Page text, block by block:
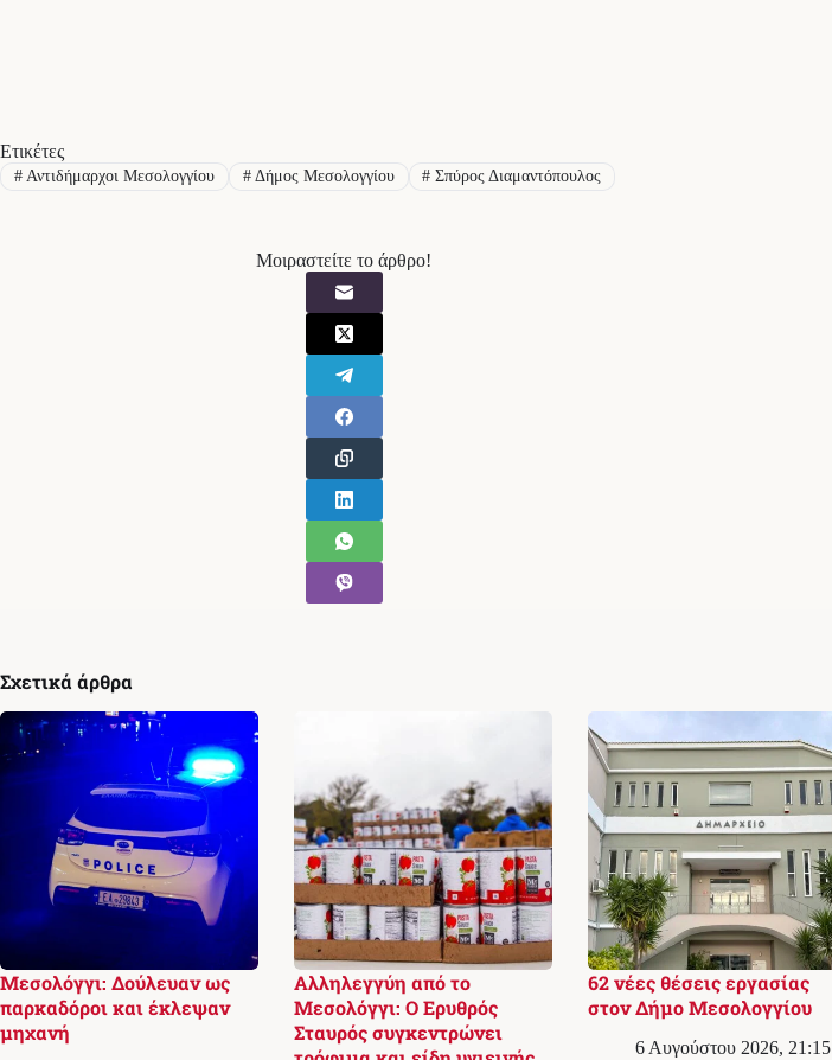
Ετικέτες
#Αντιδήμαρχοι Μεσολογγίου #Δήμος Μεσολογγίου # Σπύρος Διαμαντόπουλος
Μοιραστείτε το άρθρο!
Σχετικά άρθρα
Μεσολόγγι: Δούλευαν ως
παρκαδόροι και έκλεψαν
μηχανή
Αλληλεγγύη από το
Μεσολόγγι: Ο Ερυθρός
Σταυρός συγκεντρώνει
62 νέες θέσεις εργασίας
στον Δήμο Μεσολογγίου
6 Αυγούστου 2026, 21:15